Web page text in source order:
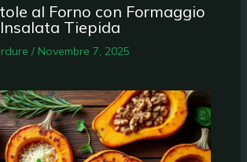
al Forno con Formaggio
Tiepida
/ Novembre 7, 2025